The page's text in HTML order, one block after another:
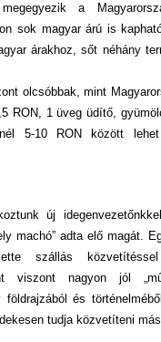
a
sok magyar árú is
árakhoz, sőt néhány
olcsóbbak, mint
RON, 1 üveg üdítő,
5-10 RON között
új
machó” adta elő magát.
szállás
viszont nagyon jól
földrajzából és
tudja közvetíteni